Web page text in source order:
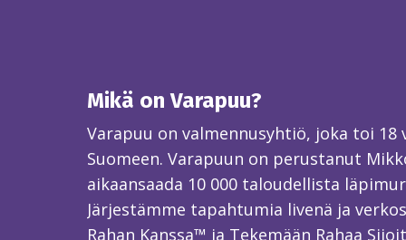
Mikä on Varapuu?
Varapuu on valmennusyhtiö, joka toi
Suomeen. Varapuun on perustanut
aikaansaada 10 000 taloudellista
Järjestämme tapahtumia livenä ja
Rahan Kanssa™ ja Tekemään Rahaa